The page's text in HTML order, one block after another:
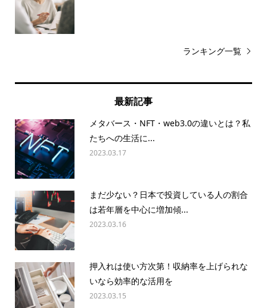
ランキング一覧
最新記事
メタバース・NFT・web3.0の違いとは？私
たちへの生活に...
2023.03.17
まだ少ない？日本で投資している人の割合
は若年層を中心に増加傾...
2023.03.16
押入れは使い方次第！収納率を上げられな
いなら効率的な活用を
2023.03.15